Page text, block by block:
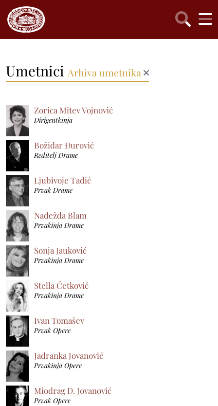
Umetnici Arhiva umetnika
Zorica Mitev Vojnović
Dirigentkinja
Božidar Đurović
Reditelj Drame
Ljubivoje Tadić
Prvak Drame
Nadežda Blam
Prvakinja Drame
Sonja Jauković
Prvakinja Drame
Stella Ćetković
Prvakinja Drame
Ivan Tomašev
Prvak Opere
Jadranka Jovanović
Prvakinja Opere
Miodrag D. Jovanović
Prvak Opere